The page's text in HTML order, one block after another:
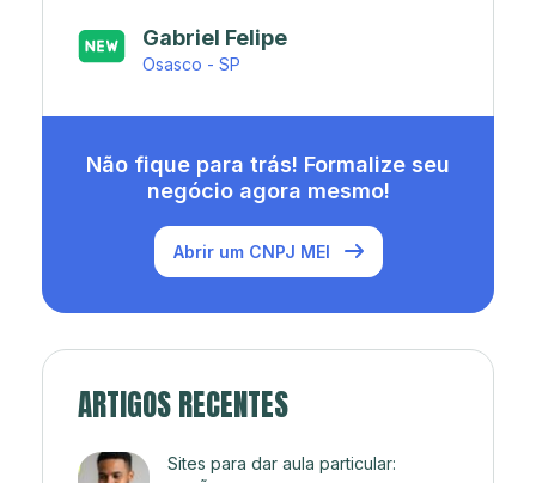
Gabriel Felipe
Osasco - SP
Japa’s açaí e sorveteria
Rio de Janeiro - RJ
Não fique para trás! Formalize seu
negócio agora mesmo!
Abrir um CNPJ MEI
ARTIGOS RECENTES
Sites para dar aula particular: